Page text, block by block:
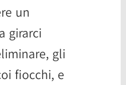
un
girarci
gli
fiocchi, e